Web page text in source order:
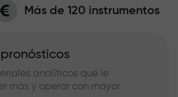
Más de 120 instrumentos
analíticos que le
más y operar con mayor